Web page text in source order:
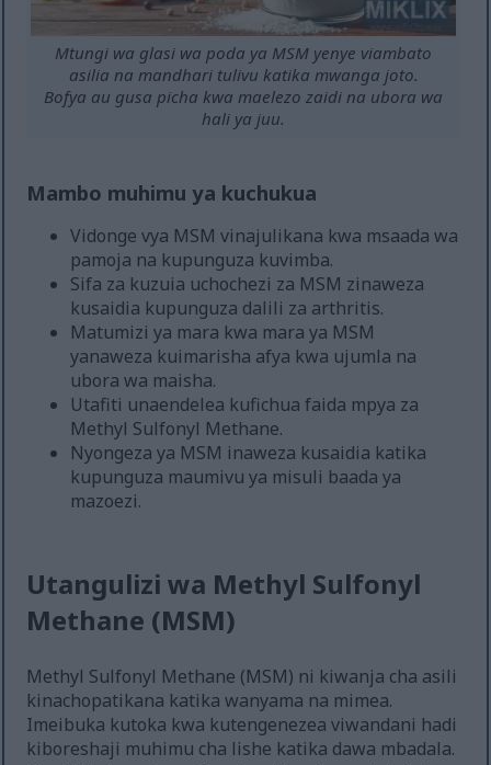
Mtungi wa glasi wa poda ya MSM yenye viambato
asilia na mandhari tulivu katika mwanga joto.
Bofya au gusa picha kwa maelezo zaidi na ubora wa
hali ya juu.
Mambo muhimu ya kuchukua
Vidonge vya MSM vinajulikana kwa msaada wa
pamoja na kupunguza kuvimba.
Sifa za kuzuia uchochezi za MSM zinaweza
kusaidia kupunguza dalili za arthritis.
Matumizi ya mara kwa mara ya MSM
yanaweza kuimarisha afya kwa ujumla na
ubora wa maisha.
Utafiti unaendelea kufichua faida mpya za
Methyl Sulfonyl Methane.
Nyongeza ya MSM inaweza kusaidia katika
kupunguza maumivu ya misuli baada ya
mazoezi.
Utangulizi wa Methyl Sulfonyl
Methane (MSM)
Methyl Sulfonyl Methane (MSM) ni kiwanja cha asili
kinachopatikana katika wanyama na mimea.
Imeibuka kutoka kwa kutengenezea viwandani hadi
kiboreshaji muhimu cha lishe katika dawa mbadala.